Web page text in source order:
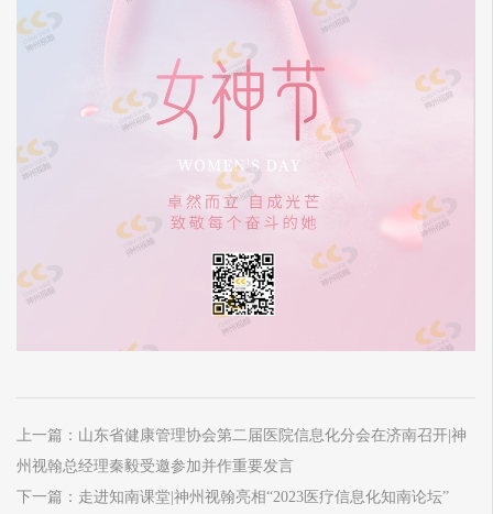
上一篇：山东省健康管理协会第二届医院信息化分会在济南召开|神
州视翰总经理秦毅受邀参加并作重要发言
下一篇：走进知南课堂|神州视翰亮相“2023医疗信息化知南论坛”